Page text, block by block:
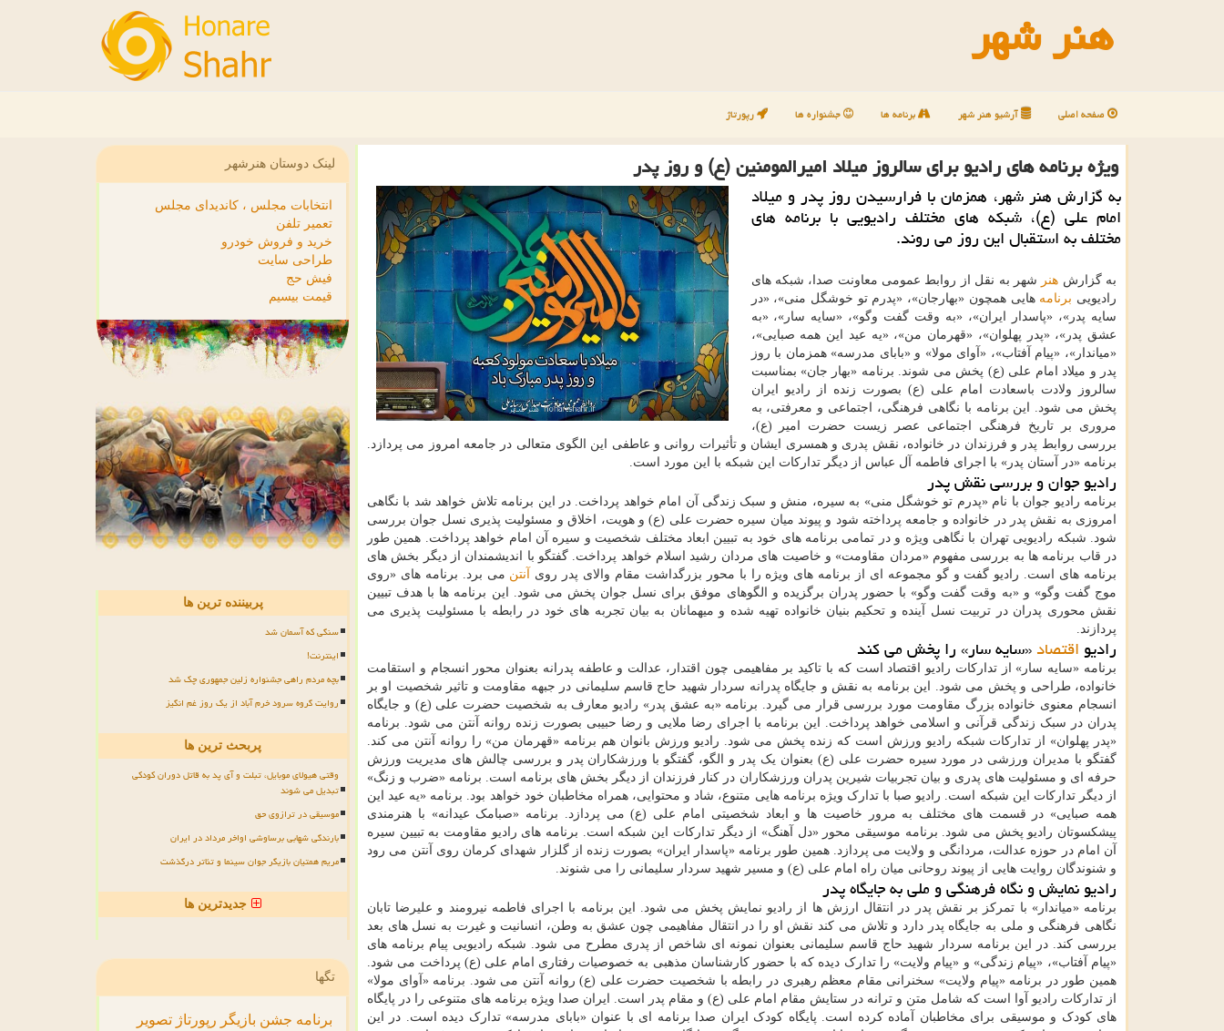
هنر شهر
صفحه اصلی آرشیو هنر شهر برنامه ها جشنواره ها رپورتاژ
ویژه برنامه های رادیو برای سالروز میلاد امیرالمومنین (ع) و روز پدر
به گزارش هنر شهر، همزمان با فرارسیدن روز پدر و میلاد
امام علی (ع)، شبکه های مختلف رادیویی با برنامه های
مختلف به استقبال این روز می روند.
به گزارش هنر شهر به نقل از روابط عمومی معاونت صدا، شبکه های
رادیویی برنامه هایی همچون «بهارجان»، «پدرم تو خوشگل منی»، «در
سایه پدر»، «پاسدار ایران»، «به وقت گفت وگو»، «سایه سار»، «به
عشق پدر»، «پدر پهلوان»، «قهرمان من»، «یه عید این همه صبایی»،
«میاندار»، «پیام آفتاب»، «آوای مولا» و «بابای مدرسه» همزمان با روز
پدر و میلاد امام علی (ع) پخش می شوند. برنامه «بهار جان» بمناسبت
سالروز ولادت باسعادت امام علی (ع) بصورت زنده از رادیو ایران
پخش می شود. این برنامه با نگاهی فرهنگی، اجتماعی و معرفتی، به
مروری بر تاریخ فرهنگی اجتماعی عصر زیست حضرت امیر (ع)،
بررسی روابط پدر و فرزندان در خانواده، نقش پدری و همسری ایشان و تأثیرات روانی و عاطفی این الگوی متعالی در جامعه امروز می پردازد.
برنامه «در آستان پدر» با اجرای فاطمه آل عباس از دیگر تدارکات این شبکه با این مورد است.
رادیو جوان و بررسی نقش پدر
برنامه رادیو جوان با نام «پدرم تو خوشگل منی» به سیره، منش و سبک زندگی آن امام خواهد پرداخت. در این برنامه تلاش خواهد شد با نگاهی
امروزی به نقش پدر در خانواده و جامعه پرداخته شود و پیوند میان سیره حضرت علی (ع) و هویت، اخلاق و مسئولیت پذیری نسل جوان بررسی
شود. شبکه رادیویی تهران با نگاهی ویژه و در تمامی برنامه های خود به تبیین ابعاد مختلف شخصیت و سیره آن امام خواهد پرداخت. همین طور
در قاب برنامه ها به بررسی مفهوم «مردان مقاومت» و خاصیت های مردان رشید اسلام خواهد پرداخت. گفتگو با اندیشمندان از دیگر بخش های
برنامه های است. رادیو گفت و گو مجموعه ای از برنامه های ویژه را با محور بزرگداشت مقام والای پدر روی
آنتن می برد. برنامه های «روی
موج گفت وگو» و «به وقت گفت وگو» با حضور پدران برگزیده و الگوهای موفق برای نسل جوان پخش می شود. این برنامه ها با هدف تبیین
نقش محوری پدران در تربیت نسل آینده و تحکیم بنیان خانواده تهیه شده و میهمانان به بیان تجربه های خود در رابطه با مسئولیت پذیری می
پردازند.
رادیواقتصاد«سایه سار» را پخش می کند
برنامه «سایه سار» از تدارکات رادیو اقتصاد است که با تاکید بر مفاهیمی چون اقتدار، عدالت و عاطفه پدرانه بعنوان محور انسجام و استقامت
خانواده، طراحی و پخش می شود. این برنامه به نقش و جایگاه پدرانه سردار شهید حاج قاسم سلیمانی در جبهه مقاومت و تاثیر شخصیت او بر
انسجام معنوی خانواده بزرگ مقاومت مورد بررسی قرار می گیرد. برنامه «به عشق پدر» رادیو معارف به شخصیت حضرت علی (ع) و جایگاه
پدران در سبک زندگی قرآنی و اسلامی خواهد پرداخت. این برنامه با اجرای رضا ملایی و رضا حبیبی بصورت زنده روانه آنتن می شود. برنامه
«پدر پهلوان» از تدارکات شبکه رادیو ورزش است که زنده پخش می شود. رادیو ورزش بانوان هم برنامه «قهرمان من» را روانه آنتن می کند.
گفتگو با مدیران ورزشی در مورد سیره حضرت علی (ع) بعنوان یک پدر و الگو، گفتگو با ورزشکاران پدر و بررسی چالش های مدیریت ورزش
حرفه ای و مسئولیت های پدری و بیان تجربیات شیرین پدران ورزشکاران در کنار فرزندان از دیگر بخش های برنامه است. برنامه «ضرب و زنگ»
از دیگر تدارکات این شبکه است. رادیو صبا با تدارک ویژه برنامه هایی متنوع، شاد و محتوایی، همراه مخاطبان خود خواهد بود. برنامه «یه عید این
همه صبایی» در قسمت های مختلف به مرور خاصیت ها و ابعاد شخصیتی امام علی (ع) می پردازد. برنامه «صبامک عیدانه» با هنرمندی
پیشکسوتان رادیو پخش می شود. برنامه موسیقی محور «دل آهنگ» از دیگر تدارکات این شبکه است. برنامه های رادیو مقاومت به تبیین سیره
آن امام در حوزه عدالت، مردانگی و ولایت می پردازد. همین طور برنامه «پاسدار ایران» بصورت زنده از گلزار شهدای کرمان روی آنتن می رود
و شنوندگان روایت هایی از پیوند روحانی میان راه امام علی (ع) و مسیر شهید سردار سلیمانی را می شنوند.
رادیو نمایش و نگاه فرهنگی و ملی به جایگاه پدر
برنامه «میاندار» با تمرکز بر نقش پدر در انتقال ارزش ها از رادیو نمایش پخش می شود. این برنامه با اجرای فاطمه نیرومند و علیرضا تابان
نگاهی فرهنگی و ملی به جایگاه پدر دارد و تلاش می کند نقش او را در انتقال مفاهیمی چون عشق به وطن، انسانیت و غیرت به نسل های بعد
بررسی کند. در این برنامه سردار شهید حاج قاسم سلیمانی بعنوان نمونه ای شاخص از پدری مطرح می شود. شبکه رادیویی پیام برنامه های
«پیام آفتاب»، «پیام زندگی» و «پیام ولایت» را تدارک دیده که با حضور کارشناسان مذهبی به خصوصیات رفتاری امام علی (ع) پرداخت می شود.
همین طور در برنامه «پیام ولایت» سخنرانی مقام معظم رهبری در رابطه با شخصیت حضرت علی (ع) روانه آنتن می شود. برنامه «آوای مولا»
از تدارکات رادیو آوا است که شامل متن و ترانه در ستایش مقام امام علی (ع) و مقام پدر است. ایران صدا ویژه برنامه های متنوعی را در پایگاه
های کودک و موسیقی برای مخاطبان آماده کرده است. پایگاه کودک ایران صدا برنامه ای با عنوان «بابای مدرسه» تدارک دیده است. در این
لینک دوستان هنرشهر
انتخابات مجلس ، کاندیدای مجلس
تعمیر تلفن
خرید و فروش خودرو
طراحی سایت
فیش حج
قیمت بیسیم
پربیننده ترین ها
سنگی که آسمان شد
اینترنت!
بچه مردم راهی جشنواره زلین جمهوری چک شد
روایت گروه سرود خرم آباد از یک روز غم انگیز
پربحث ترین ها
وقتی هیولای موبایل، تبلت و آی پد به قاتل دوران کودکی
تبدیل می شوند
موسیقی در ترازوی حق
بارندگی شهابی برساوشی اواخر مرداد در ایران
مریم همتیان بازیگر جوان سینما و تئاتر درگذشت
جدیدترین ها
تگها
برنامه جشن بازیگر رپورتاژ تصویر